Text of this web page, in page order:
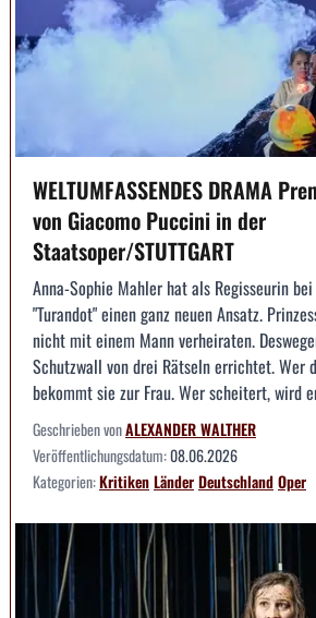
WELTUMFASSENDES DRAMA
von Giacomo Puccini in der
Staatsoper/STUTTGART
Anna-Sophie Mahler hat als Regisseurin
"Turandot" einen ganz neuen Ansatz.
nicht mit einem Mann verheiraten.
Schutzwall von drei Rätseln errichtet. Wer
bekommt sie zur Frau. Wer scheitert, wird
Geschrieben vonALEXANDER WALTHER
Veröffentlichungsdatum:08.06.2026
Kategorien:KritikenLänderDeutschlandOper